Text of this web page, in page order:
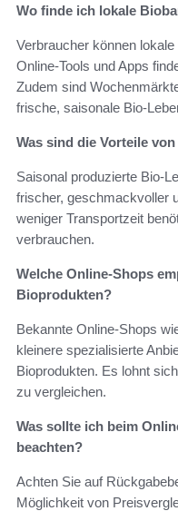
Wo finde ich lokale
Verbraucher können
Online-Tools und Apps
Zudem sind
frische, saisonale Bio-
Was sind die Vorteile
Saisonal produzierte Bio-
frischer, geschmackvoller
weniger Transportzeit
verbrauchen.
Welche Online-Shops
Bioprodukten?
Bekannte Online-Shops
kleinere spezialisierte
Bioprodukten. Es lohnt
zu vergleichen.
Was sollte ich beim
beachten?
Achten Sie auf
Möglichkeit von